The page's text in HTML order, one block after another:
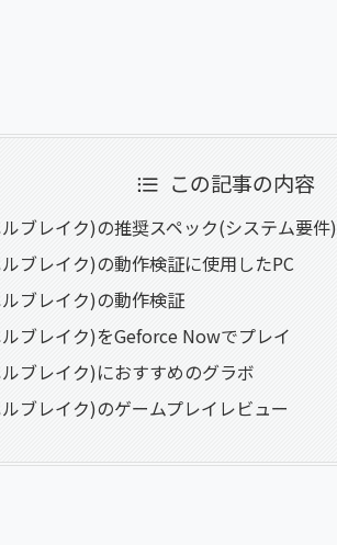
この記事の内容
ブレイク)の推奨スペック(システム要件)
ブレイク)の動作検証に使用したPC
ブレイク)の動作検証
ブレイク)をGeforce Nowでプレイ
ブレイク)におすすめのグラボ
ブレイク)のゲームプレイレビュー